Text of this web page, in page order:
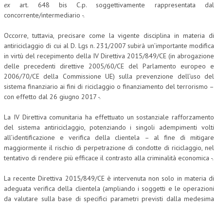
ex art. 648 bis C.p. soggettivamente rappresentata dal
concorrente/intermediario -.
Occorre, tuttavia, precisare come la vigente disciplina in materia di
antiriciclaggio di cui al D. Lgs n. 231/2007 subirà un’importante modifica
in virtù del recepimento della IV Direttiva 2015/849/CE (in abrogazione
delle precedenti direttive 2005/60/CE del Parlamento europeo e
2006/70/CE della Commissione UE) sulla prevenzione dell’uso del
sistema finanziario ai fini di riciclaggio o finanziamento del terrorismo –
con effetto dal 26 giugno 2017 -.
La IV Direttiva comunitaria ha effettuato un sostanziale rafforzamento
del sistema antiriciclaggio, potenziando i singoli adempimenti volti
all’identificazione e verifica della clientela – al fine di mitigare
maggiormente il rischio di perpetrazione di condotte di riciclaggio, nel
tentativo di rendere più efficace il contrasto alla criminalità economica -.
La recente Direttiva 2015/849/CE è intervenuta non solo in materia di
adeguata verifica della clientela (ampliando i soggetti e le operazioni
da valutare sulla base di specifici parametri previsti dalla medesima